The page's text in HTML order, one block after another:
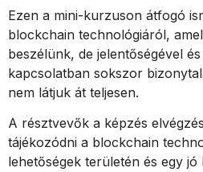
Ezen a mini-kurzuson átfogó
blockchain technológiáról,
beszélünk, de jelentőségével
kapcsolatban sokszor
nem látjuk át teljesen.
A résztvevők a képzés
tájékozódni a blockchain
lehetőségek területén és egy